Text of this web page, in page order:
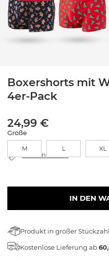
Boxershorts mit
4er-Pack
24,99 €
Größe
M L XL
Größentabelle
IN DEN
Produkt in großer
Kostenlose Lieferung ab